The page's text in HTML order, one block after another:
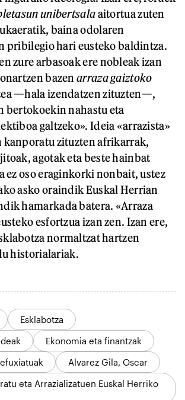
unibertsalaaitortua zuten
baina odolaren
pribilegio hari eusteko baldintza.
zure arbasoak ere nobleak izan
bazenarraza gaiztoko
—hala izendatzen zituzten—,
bertokoekin nahastu eta
galtzeko». Ideia «arrazista»
kanporatu zituzten afrikarrak,
agotak eta beste hainbat
ez oso eraginkorki nonbait, ustez
asko oraindik Euskal Herrian
hamarkada batera. «Arraza
esfortzua izan zen. Izan ere,
normaltzat hartzen
historialariak.
Esklabotza
Ekonomia eta finantzak
Alvarez Gila, Oscar
eta Arrazializatuen Euskal Herriko